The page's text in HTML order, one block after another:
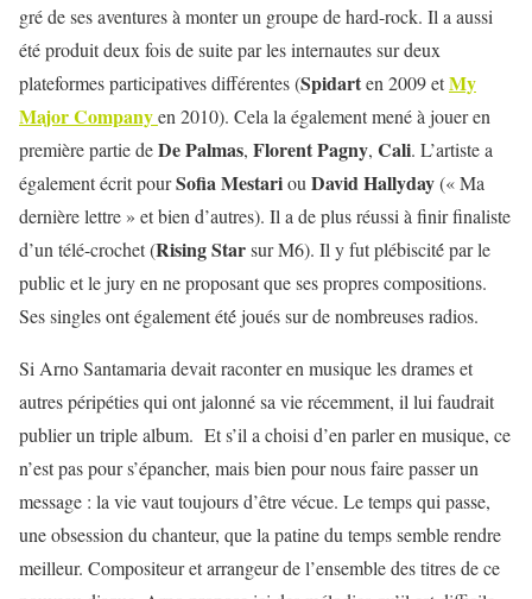
gré de ses aventures à monter un groupe de hard-rock. Il a aussi
été produit deux fois de suite par les internautes sur deux
plateformes participatives différentes (Spidarten 2009 etMy
Major Companyen 2010). Cela la également mené à jouer en
première partie deDe Palmas, Florent Pagny, Cali. L’artiste a
également écrit pourSofia Mestariou David Hallyday(« Ma
dernière lettre » et bien d’autres). Il a de plus réussi à finir finaliste
d’un télé-crochet (Rising Starsur M6). Il y fut plébiscité́ par le
public et le jury en ne proposant que ses propres compositions.
Ses singles ont également été́ joués sur de nombreuses radios.
Si Arno Santamaria devait raconter en musique les drames et
autres péripéties qui ont jalonné sa vie récemment, il lui faudrait
publier un triple album. Et s’il a choisi d’en parler en musique, ce
n’est pas pour s’épancher, mais bien pour nous faire passer un
message : la vie vaut toujours d’être vécue. Le temps qui passe,
une obsession du chanteur, que la patine du temps semble rendre
meilleur. Compositeur et arrangeur de l’ensemble des titres de ce